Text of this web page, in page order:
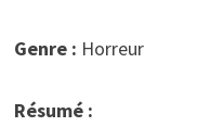
Genre : Horreur
Résumé :